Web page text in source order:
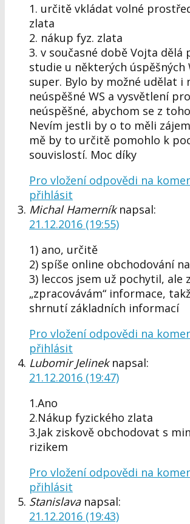
1. určitě vkládat volné
zlata
2. nákup fyz. zlata
3. v současné době Vojta dělá
studie u některých úspěšných
super. Bylo by možné udělat i
neúspěšné WS a vysvětlení
neúspěšné, abychom se z
Nevím jestli by o to měli
mě by to určitě pomohlo k
souvislostí. Moc díky
Pro vložení odpovědi na
přihlásit
Michal Hamerník napsal:
21.12.2016 (19:55)
1) ano, určitě
2) spíše online obchodování
3) leccos jsem už pochytil, ale
„zpracovávám“ informace,
shrnutí základních informací
Pro vložení odpovědi na
přihlásit
Lubomir Jelinek napsal:
21.12.2016 (19:47)
1.Ano
2.Nákup fyzického zlata
3.Jak ziskově obchodovat s
rizikem
Pro vložení odpovědi na
přihlásit
Stanislava napsal:
21.12.2016 (19:43)